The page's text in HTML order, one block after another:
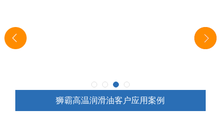
狮霸高温润滑油客户应用案例